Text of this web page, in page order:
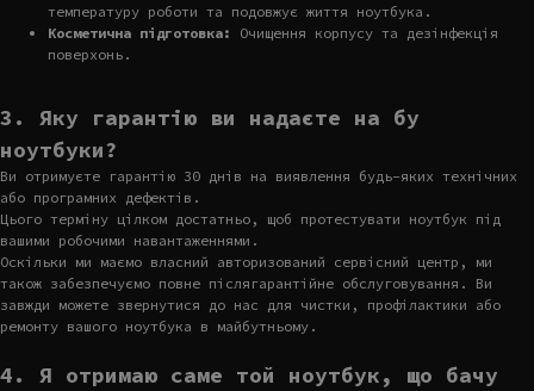
температуру роботи та подовжує життя ноутбука.
Косметична підготовка:
Очищення корпусу та дезінфекція
поверхонь.
3. Яку гарантію ви надаєте на бу
ноутбуки?
Ви отримуєте гарантію 30 днів на виявлення будь-яких технічних
або програмних дефектів.
Цього терміну цілком достатньо, щоб протестувати ноутбук під
вашими робочими навантаженнями.
Оскільки ми маємо власний авторизований сервісний центр, ми
також забезпечуємо повне післягарантійне обслуговування. Ви
завжди можете звернутися до нас для чистки, профілактики або
ремонту вашого ноутбука в майбутньому.
4. Я отримаю саме той ноутбук, що бачу